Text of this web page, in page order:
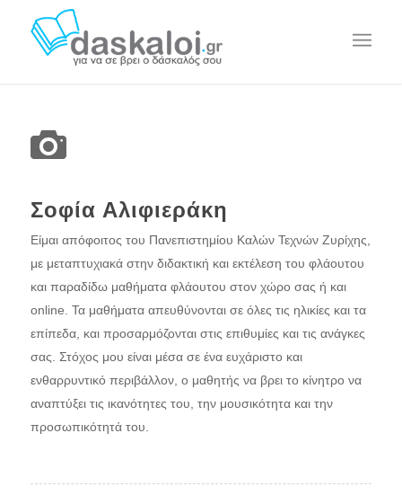
Σοφία Αλιφιεράκη
Είμαι απόφοιτος του Πανεπιστημίου Καλών Τεχνών Ζυρίχης,
με μεταπτυχιακά στην διδακτική και εκτέλεση του φλάουτου
και παραδίδω μαθήματα φλάουτου στον χώρο σας ή και
online. Τα μαθήματα απευθύνονται σε όλες τις ηλικίες και τα
επίπεδα, και προσαρμόζονται στις επιθυμίες και τις ανάγκες
σας. Στόχος μου είναι μέσα σε ένα ευχάριστο και
ενθαρρυντικό περιβάλλον, ο μαθητής να βρει το κίνητρο να
αναπτύξει τις ικανότητες του, την μουσικότητα και την
προσωπικότητά του.